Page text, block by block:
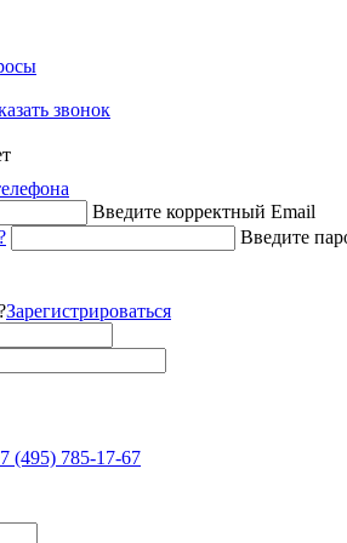
звонок
Введите корректный Email
Введите
Зарегистрироваться
(495) 785-17-67